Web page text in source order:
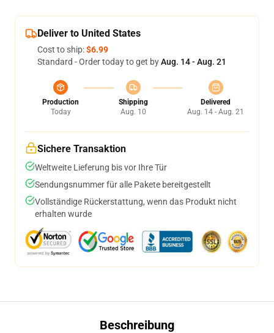
Deliver to United States
Cost to ship:$6.99
Standard - Order today to get byAug. 14 - Aug. 21
Production
Today
Shipping
Aug. 10
Delivered
Aug. 14 - Aug. 21
Sichere Transaktion
Weltweite Lieferung bis vor Ihre Tür
Sendungsnummer für alle Pakete bereitgestellt
Vollständige Rückerstattung, wenn das Produkt nicht
erhalten wurde
Beschreibung